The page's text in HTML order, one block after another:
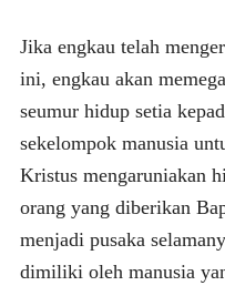
Jika engkau telah
ini, engkau akan
seumur hidup setia
sekelompok manusia
Kristus mengaruniakan
orang yang diberikan
menjadi pusaka
dimiliki oleh manusia